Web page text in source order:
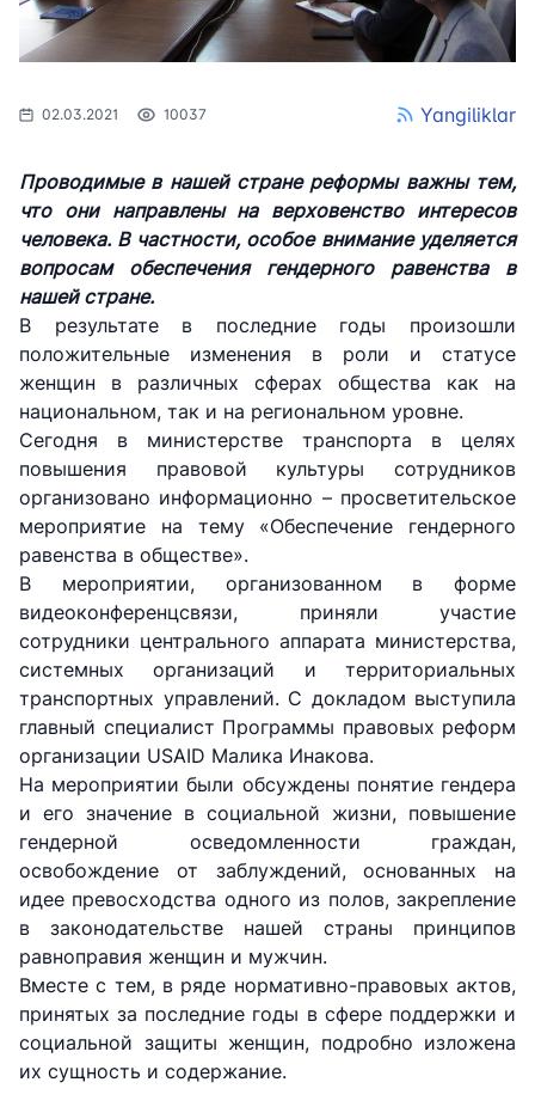
АО
"Uzbekistan
Airways"
Номер
телефона
+998 (78) 140-
02-00
АО
"O'zbekiston
temir yo'llari"
Номер
телефона
+998 (71) 237-
99-98
АО
"Uzbekistan
Airports"
Номер
телефона
47-09
АО
"Тошшахартрансхизмат"
ООО
"Узавтовокзал
Комитет по
02.03.2021 10037 Yangiliklar
Проводимые в нашей стране реформы важны тем,
что они направлены на верховенство интересов
человека. В частности, особое внимание уделяется
вопросам обеспечения гендерного равенства в
нашей стране.
В результате в последние годы произошли
положительные изменения в роли и статусе
женщин в различных сферах общества как на
национальном, так и на региональном уровне.
Сегодня в министерстве транспорта в целях
повышения правовой культуры сотрудников
организовано информационно – просветительское
мероприятие на тему «Обеспечение гендерного
равенства в обществе».
В мероприятии, организованном в форме
видеоконференцсвязи, приняли участие
сотрудники центрального аппарата министерства,
системных организаций и территориальных
транспортных управлений. С докладом выступила
главный специалист Программы правовых реформ
организации USAID Малика Инакова.
На мероприятии были обсуждены понятие гендера
и его значение в социальной жизни, повышение
гендерной осведомленности граждан,
освобождение от заблуждений, основанных на
идее превосходства одного из полов, закрепление
в законодательстве нашей страны принципов
равноправия женщин и мужчин.
Вместе с тем, в ряде нормативно-правовых актов,
принятых за последние годы в сфере поддержки и
социальной защиты женщин, подробно изложена
их сущность и содержание.